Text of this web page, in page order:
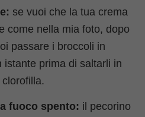
se vuoi che la tua crema
come nella mia foto, dopo
passare i broccoli in
istante prima di saltarli in
fuoco spento: il pecorino